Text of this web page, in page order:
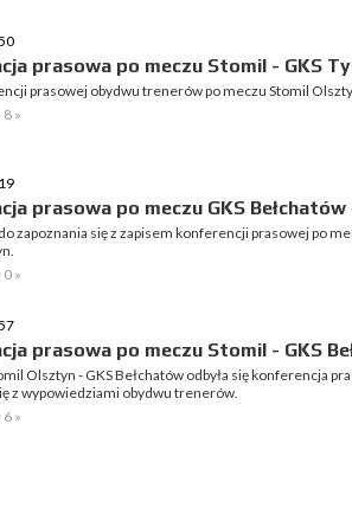
prasowa po meczu Stomil - GKS
prasowej obydwu trenerów po meczu Stomil
»
prasowa po meczu GKS
zapoznania się z zapisem konferencji prasowej po
»
prasowa po meczu Stomil - GKS
Olsztyn - GKS Bełchatów odbyła się konferencja
z wypowiedziami obydwu trenerów.
»